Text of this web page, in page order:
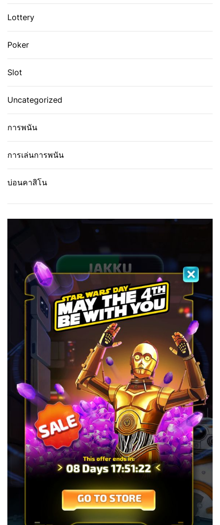
Lottery
Poker
Slot
Uncategorized
การพนัน
การเล่นการพนัน
บ่อนคาสิโน